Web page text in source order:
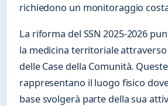
richiedono un monitoraggio
La riforma del SSN 2025-2026
la medicina territoriale attraverso
delle Case della Comunità.
rappresentano il luogo fisico
base svolgerà parte della sua